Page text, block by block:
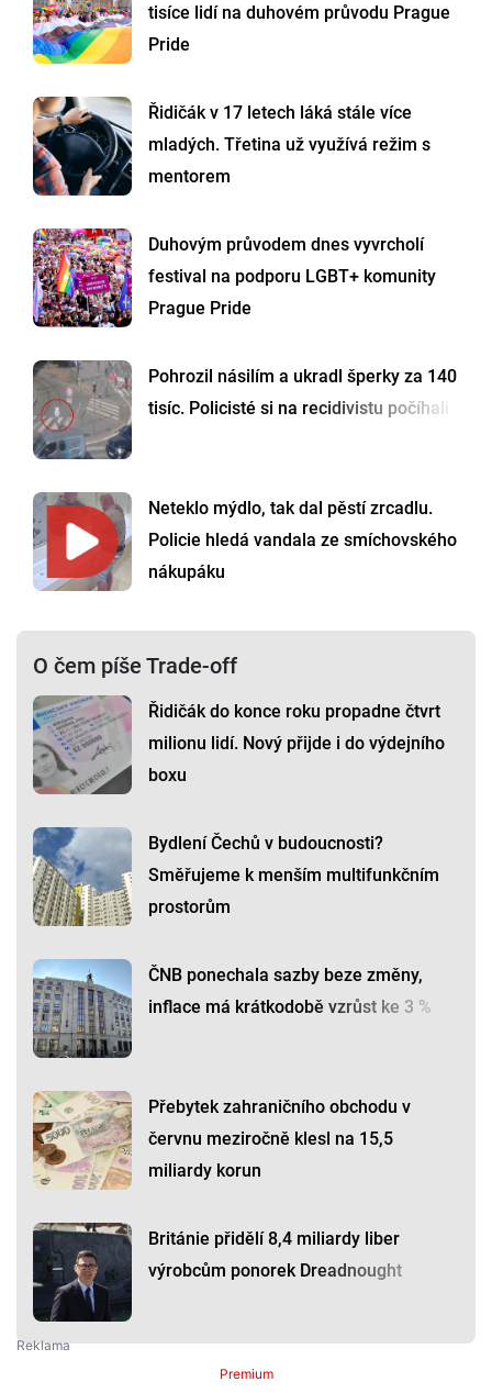
tisíce lidí na duhovém průvodu Prague
Pride
Řidičák v 17 letech láká stále více
mladých. Třetina už využívá režim s
mentorem
Duhovým průvodem dnes vyvrcholí
festival na podporu LGBT+ komunity
Prague Pride
Pohrozil násilím a ukradl šperky za 140
tisíc. Policisté si na recidivistu počíhali
Neteklo mýdlo, tak dal pěstí zrcadlu.
Policie hledá vandala ze smíchovského
nákupáku
O čem píše Trade-off
Řidičák do konce roku propadne čtvrt
milionu lidí. Nový přijde i do výdejního
boxu
Bydlení Čechů v budoucnosti?
Směřujeme k menším multifunkčním
prostorům
ČNB ponechala sazby beze změny,
inflace má krátkodobě vzrůst ke 3 %
Přebytek zahraničního obchodu v
červnu meziročně klesl na 15,5
miliardy korun
Británie přidělí 8,4 miliardy liber
výrobcům ponorek Dreadnought
Premium